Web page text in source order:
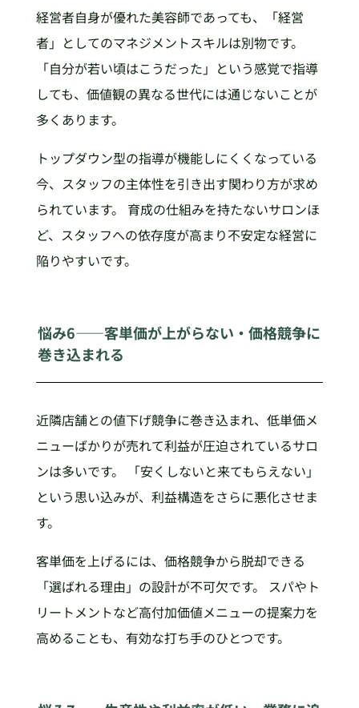
経営者自身が優れた美容師であっても、「経営
者」としてのマネジメントスキルは別物です。
「自分が若い頃はこうだった」という感覚で指導
しても、価値観の異なる世代には通じないことが
多くあります。
トップダウン型の指導が機能しにくくなっている
今、スタッフの主体性を引き出す関わり方が求め
られています。 育成の仕組みを持たないサロンほ
ど、スタッフへの依存度が高まり不安定な経営に
陥りやすいです。
悩み6——客単価が上がらない・価格競争に
巻き込まれる
近隣店舗との値下げ競争に巻き込まれ、低単価メ
ニューばかりが売れて利益が圧迫されているサロ
ンは多いです。 「安くしないと来てもらえない」
という思い込みが、利益構造をさらに悪化させま
す。
客単価を上げるには、価格競争から脱却できる
「選ばれる理由」の設計が不可欠です。 スパやト
リートメントなど高付加価値メニューの提案力を
高めることも、有効な打ち手のひとつです。